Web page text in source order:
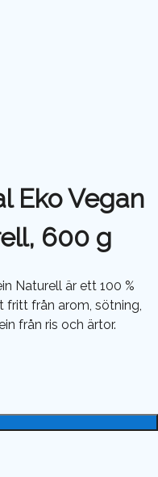
Eko Vegan
600 g
Naturell är ett 100 %
fritt från arom, sötning,
från ris och ärtor.